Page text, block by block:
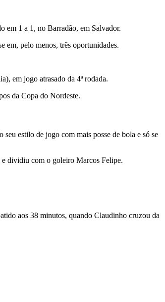
em 1 a 1, no Barradão, em Salvador.
pelo menos, três oportunidades.
em jogo atrasado da 4ª rodada.
da Copa do Nordeste.
estilo de jogo com mais posse de bola e só se
e dividiu com o goleiro Marcos Felipe.
aos 38 minutos, quando Claudinho cruzou da